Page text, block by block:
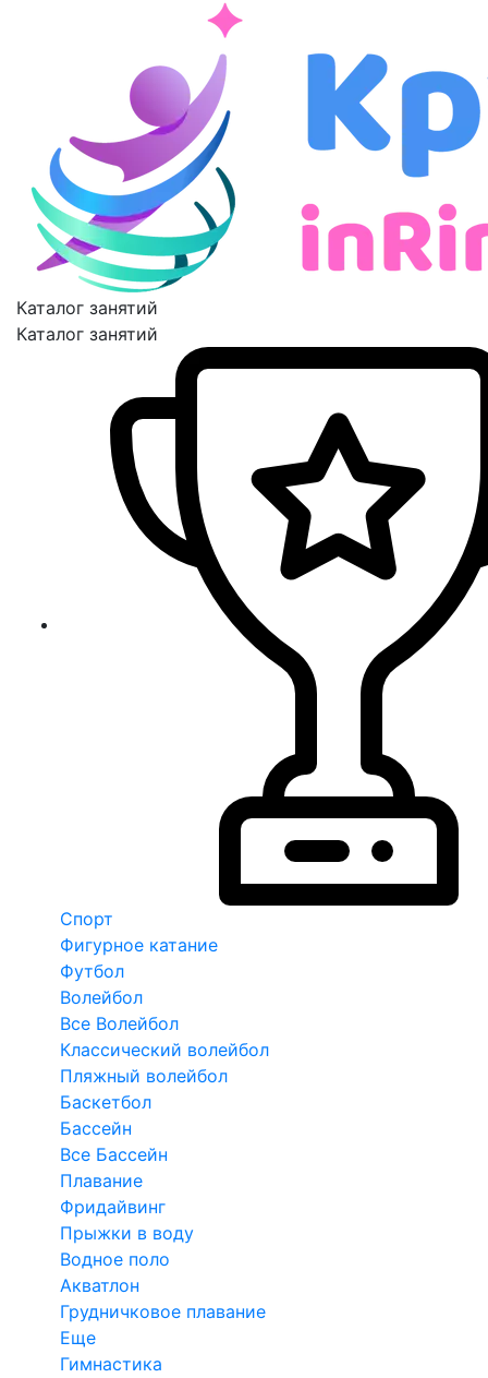
Каталог занятий
Каталог занятий
Спорт
Фигурное катание
Футбол
Волейбол
Все Волейбол
Классический волейбол
Пляжный волейбол
Баскетбол
Бассейн
Все Бассейн
Плавание
Фридайвинг
Прыжки в воду
Водное поло
Акватлон
Грудничковое плавание
Еще
Гимнастика